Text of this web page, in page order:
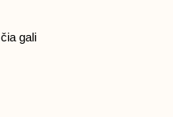
gali